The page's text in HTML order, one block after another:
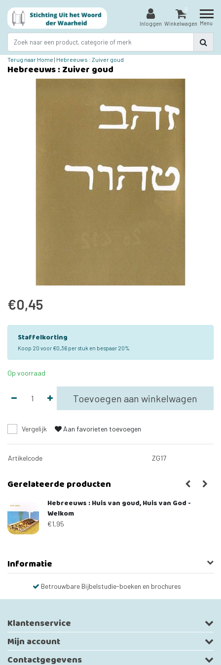
Inloggen
0
Winkelwagen Menu
Terug naar Home | Hebreeuws : Zuiver goud
Hebreeuws : Zuiver goud
€0,45
Staffelkorting
Koop 20 voor €0,36 per stuk en bespaar 20%
Op voorraad
Toevoegen aan winkelwagen
Vergelijk Aan favorieten toevoegen
Artikelcode ZG17
Gerelateerde producten
Hebreeuws : Huis van goud, Huis van God -
Welkom
€1,95
Informatie
Betrouwbare Bijbelstudie-boeken en brochures
Klantenservice
Mijn account
Contactgegevens